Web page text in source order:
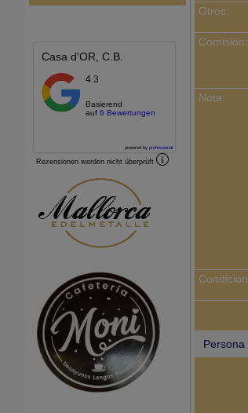
Casa d'OR, C.B.
4.3
Basierend
auf 6 Bewertungen
powered by professional
Rezensionen werden nicht überprüft
Otros:
Comisión:
Nota:
Persona